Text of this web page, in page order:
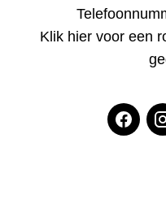
Klik hier voor een